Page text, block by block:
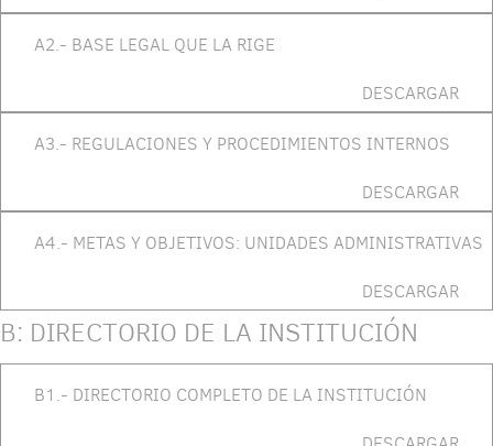
A2.- BASE LEGAL QUE LA RIGE
DESCARGAR
A3.- REGULACIONES Y PROCEDIMIENTOS INTERNOS
DESCARGAR
A4.- METAS Y OBJETIVOS: UNIDADES ADMINISTRATIVAS
DESCARGAR
B: DIRECTORIO DE LA INSTITUCIÓN
B1.- DIRECTORIO COMPLETO DE LA INSTITUCIÓN